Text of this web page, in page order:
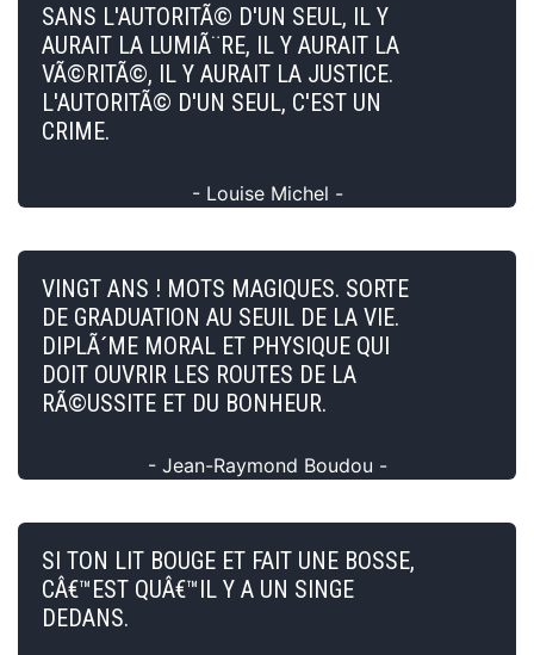
SANS L'AUTORITÃ© D'UN SEUL, IL Y
AURAIT LA LUMIÃ¨RE, IL Y AURAIT LA
VÃ©RITÃ©, IL Y AURAIT LA JUSTICE.
L'AUTORITÃ© D'UN SEUL, C'EST UN
CRIME.
- Louise Michel -
VINGT ANS ! MOTS MAGIQUES. SORTE
DE GRADUATION AU SEUIL DE LA VIE.
DIPLÃ´ME MORAL ET PHYSIQUE QUI
DOIT OUVRIR LES ROUTES DE LA
RÃ©USSITE ET DU BONHEUR.
- Jean-Raymond Boudou -
SI TON LIT BOUGE ET FAIT UNE BOSSE,
CÂ€™EST QUÂ€™IL Y A UN SINGE
DEDANS.